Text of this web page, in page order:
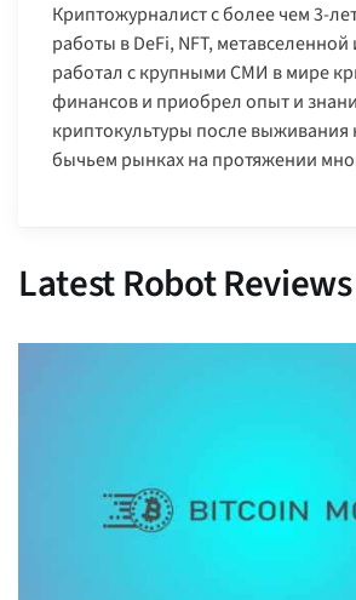
Криптожурналист с более чем 3-
работы в DeFi, NFT, метавселенной
работал с крупными СМИ в мире
финансов и приобрел опыт и
криптокультуры после
бычьем рынках на протяжении
Latest Robot Reviews